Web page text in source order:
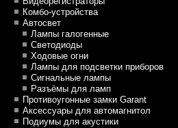
Комбо-устройства
Автосвет
Лампы галогенные
Светодиоды
Ходовые огни
Лампы для подсветки приборов
Сигнальные лампы
Разъёмы для ламп
Противоугонные замки Garant
Аксессуары для автомагнитол
Подиумы для акустики